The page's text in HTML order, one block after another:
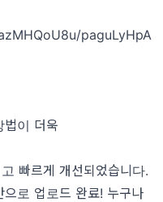
paguLyHpA
이 더욱
빠르게 개선되었습니다.
으로 업로드 완료! 누구나